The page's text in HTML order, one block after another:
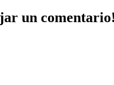
un comentario!